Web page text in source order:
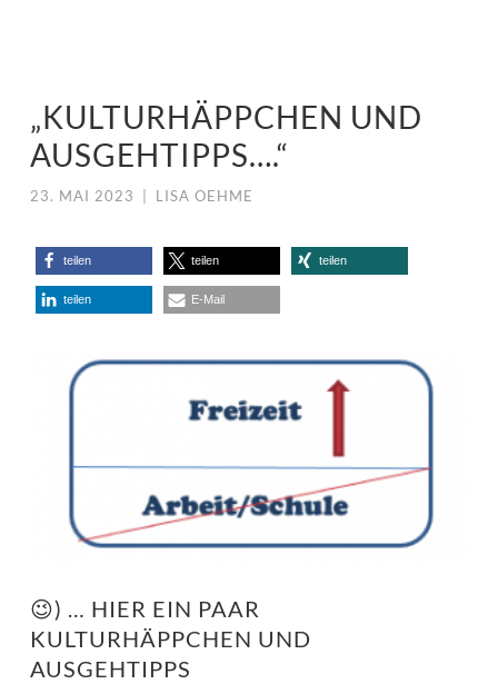
„KULTURHÄPPCHEN UND
AUSGEHTIPPS….“
23. MAI 2023 LISA OEHME
teilen teilen teilen
teilen E-Mail
😉) … HIER EIN PAAR
KULTURHÄPPCHEN UND
AUSGEHTIPPS